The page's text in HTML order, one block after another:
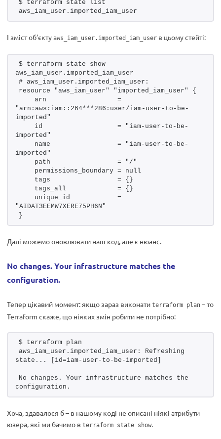
$ terraform state list
aws_iam_user.imported_iam_user
І зміст об’єкту aws_iam_user.imported_iam_user в цьому стейті:
$ terraform state show
aws_iam_user.imported_iam_user
# aws_iam_user.imported_iam_user:
resource "aws_iam_user" "imported_iam_user" {
    arn                  =
"arn:aws:iam::264***286:user/iam-user-to-be-
imported"
    id                   = "iam-user-to-be-
imported"
    name                 = "iam-user-to-be-
imported"
    path                 = "/"
    permissions_boundary = null
    tags                 = {}
    tags_all             = {}
    unique_id            =
"AIDAT3EEMW7XERE75PH6N"
}
Далі можемо оновлювати наш код, але є нюанс.
No changes. Your infrastructure matches the
configuration.
Тепер цікавий момент: якщо зараз виконати terraform plan – то
Terraform скаже, що ніяких змін робити не потрібно:
$ terraform plan
aws_iam_user.imported_iam_user: Refreshing
state... [id=iam-user-to-be-imported]
No changes. Your infrastructure matches the
configuration.
Хоча, здавалося б – в нашому коді не описані ніякі атрибути
юзера, які ми бачимо в terraform state show.